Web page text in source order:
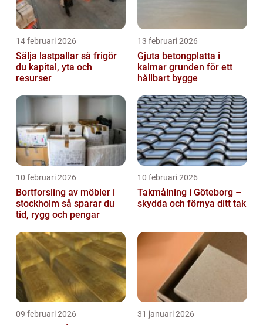
14 februari 2026
Sälja lastpallar så frigör
du kapital, yta och
resurser
13 februari 2026
Gjuta betongplatta i
kalmar grunden för ett
hållbart bygge
10 februari 2026
Bortforsling av möbler i
stockholm så sparar du
tid, rygg och pengar
10 februari 2026
Takmålning i Göteborg –
skydda och förnya ditt tak
09 februari 2026 31 januari 2026